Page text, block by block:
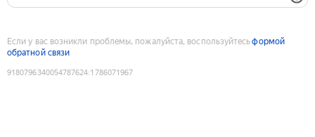
Если у вас возникли проблемы, пожалуйста, воспользуйтесьформой
обратной связи
9180796340054787624:1786071967